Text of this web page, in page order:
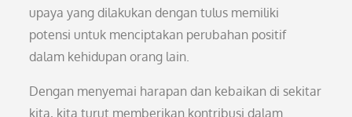
upaya yang dilakukan dengan tulus memiliki
potensi untuk menciptakan perubahan positif
dalam kehidupan orang lain.
Dengan menyemai harapan dan kebaikan di sekitar
kita, kita turut memberikan kontribusi dalam